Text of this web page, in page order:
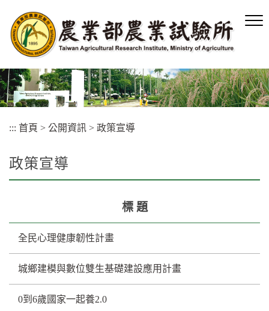
容
區
塊
::: 首頁 > 公開資訊 > 政策宣導
政策宣導
標 題
全民心理健康韌性計畫
城鄉建模與數位雙生基礎建設應用計畫
0到6歲國家一起養2.0